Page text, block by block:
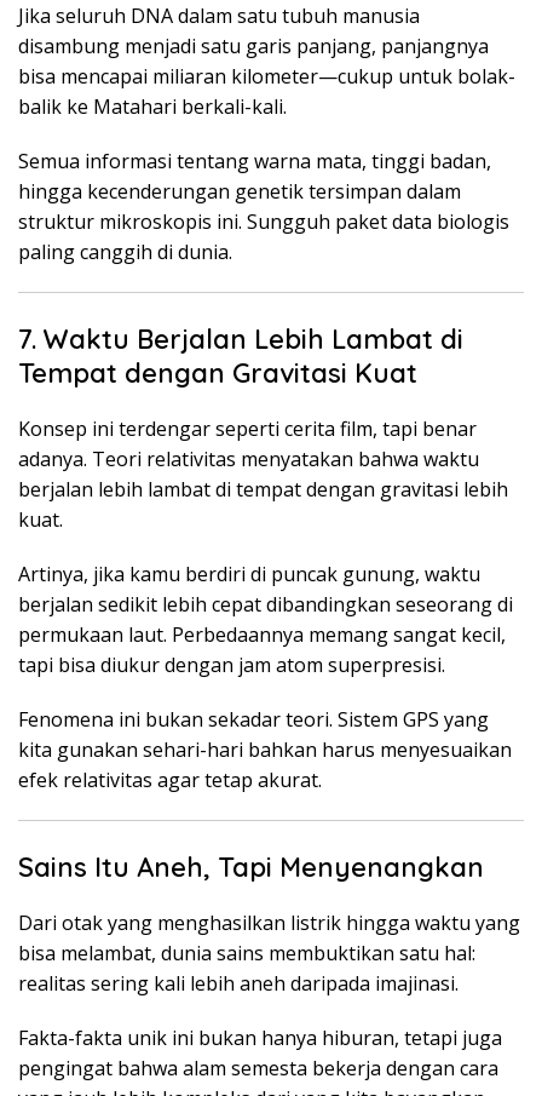
Jika seluruh DNA dalam satu tubuh manusia
disambung menjadi satu garis panjang, panjangnya
bisa mencapai miliaran kilometer—cukup untuk bolak-
balik ke Matahari berkali-kali.
Semua informasi tentang warna mata, tinggi badan,
hingga kecenderungan genetik tersimpan dalam
struktur mikroskopis ini. Sungguh paket data biologis
paling canggih di dunia.
7. Waktu Berjalan Lebih Lambat di
Tempat dengan Gravitasi Kuat
Konsep ini terdengar seperti cerita film, tapi benar
adanya. Teori relativitas menyatakan bahwa waktu
berjalan lebih lambat di tempat dengan gravitasi lebih
kuat.
Artinya, jika kamu berdiri di puncak gunung, waktu
berjalan sedikit lebih cepat dibandingkan seseorang di
permukaan laut. Perbedaannya memang sangat kecil,
tapi bisa diukur dengan jam atom superpresisi.
Fenomena ini bukan sekadar teori. Sistem GPS yang
kita gunakan sehari-hari bahkan harus menyesuaikan
efek relativitas agar tetap akurat.
Sains Itu Aneh, Tapi Menyenangkan
Dari otak yang menghasilkan listrik hingga waktu yang
bisa melambat, dunia sains membuktikan satu hal:
realitas sering kali lebih aneh daripada imajinasi.
Fakta-fakta unik ini bukan hanya hiburan, tetapi juga
pengingat bahwa alam semesta bekerja dengan cara